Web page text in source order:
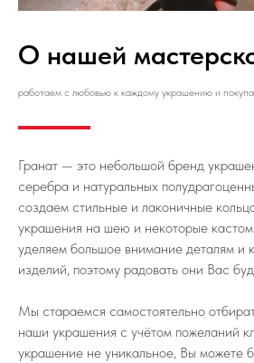
О нашей
работаем с любовью к каждому украшению и
Гранат — это небольшой бренд
серебра и натуральных
создаем стильные и лаконичные
украшения на шею и некоторые
уделяем большое внимание деталям и
изделий, поэтому радовать они Вас
Мы стараемся самостоятельно
наши украшения с учётом пожеланий
украшение не уникальное, Вы можете